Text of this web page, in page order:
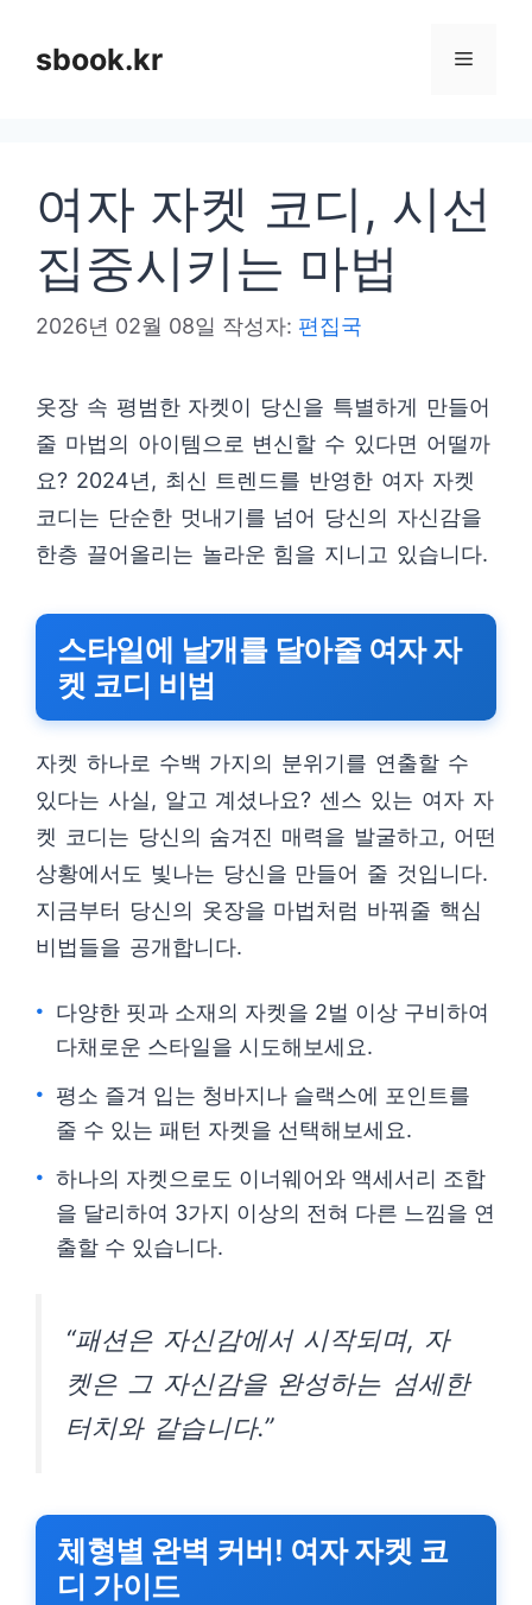
sbook.kr 메
여자 자켓 코디, 시선
집중시키는 마법
2026년 02월 08일 작성자: 편집국
옷장 속 평범한 자켓이 당신을 특별하게 만들어
줄 마법의 아이템으로 변신할 수 있다면 어떨까
요? 2024년, 최신 트렌드를 반영한 여자 자켓
코디는 단순한 멋내기를 넘어 당신의 자신감을
한층 끌어올리는 놀라운 힘을 지니고 있습니다.
스타일에 날개를 달아줄 여자 자
켓 코디 비법
자켓 하나로 수백 가지의 분위기를 연출할 수
있다는 사실, 알고 계셨나요? 센스 있는 여자 자
켓 코디는 당신의 숨겨진 매력을 발굴하고, 어떤
상황에서도 빛나는 당신을 만들어 줄 것입니다.
지금부터 당신의 옷장을 마법처럼 바꿔줄 핵심
비법들을 공개합니다.
다양한 핏과 소재의 자켓을 2벌 이상 구비하여
다채로운 스타일을 시도해보세요.
평소 즐겨 입는 청바지나 슬랙스에 포인트를
줄 수 있는 패턴 자켓을 선택해보세요.
하나의 자켓으로도 이너웨어와 액세서리 조합
을 달리하여 3가지 이상의 전혀 다른 느낌을 연
출할 수 있습니다.
“패션은 자신감에서 시작되며, 자
켓은 그 자신감을 완성하는 섬세한
터치와 같습니다.”
체형별 완벽 커버! 여자 자켓 코
디 가이드